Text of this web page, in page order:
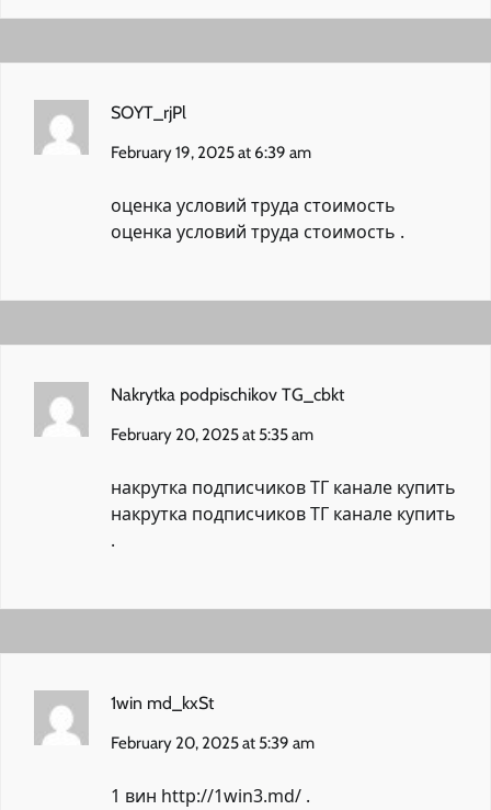
SOYT_rjPl
February 19, 2025 at 6:39 am
оценка условий труда стоимость
оценка условий труда стоимость .
Nakrytka podpischikov TG_cbkt
February 20, 2025 at 5:35 am
накрутка подписчиков ТГ канале купить
накрутка подписчиков ТГ канале купить
.
1win md_kxSt
February 20, 2025 at 5:39 am
1 вин http://1win3.md/ .